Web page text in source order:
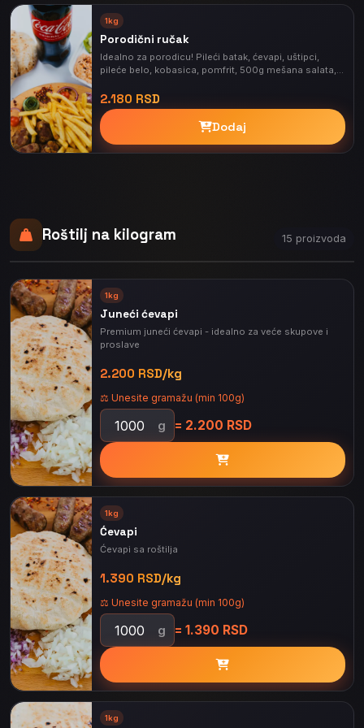
⭐
PREPORUČENO
1kg
Porodični ručak
Idealno za porodicu! Pileći batak, ćevapi, uštipci,
pileće belo, kobasica, pomfrit, 500g mešana salata, 4
2.180 RSD
Dodaj
Roštilj na kilogram 15 proizvoda
1kg
Juneći ćevapi
Premium juneći ćevapi - idealno za veće skupove i
proslave
2.200 RSD/kg
⚖️ Unesite gramažu (min 100g)
g = 2.200 RSD
1kg
Ćevapi
Ćevapi sa roštilja
1.390 RSD/kg
⚖️ Unesite gramažu (min 100g)
g = 1.390 RSD
1kg